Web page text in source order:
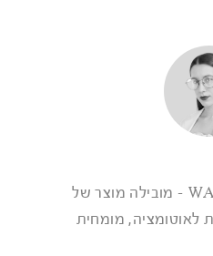
מנהלת מוצר ב-WALMART - מובילה מוצר של
לאוטומציה, מומחית